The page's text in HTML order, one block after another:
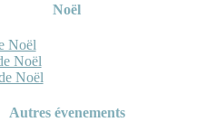
Noël
Noël
Noël
Noël
Autres évenements